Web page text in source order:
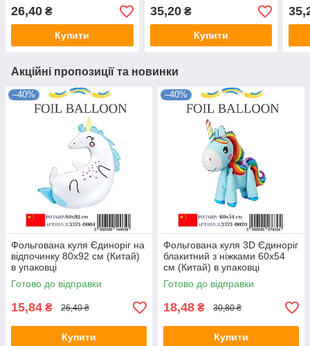
26,40 ₴
Купити
35,20₴
Купити
Акційні пропозиції та новинки
–40%
Фольгована куля Єдиноріг на
відпочинку 80х92 см (Китай)
в упаковці
Готово до відправки
15,84 ₴ 26,40 ₴
Купити
–40%
Фольгована куля 3D Єдиноріг
блакитний з ніжками 60х54
см (Китай) в упаковці
Готово до відправки
18,48 ₴ 30,80 ₴
Купити